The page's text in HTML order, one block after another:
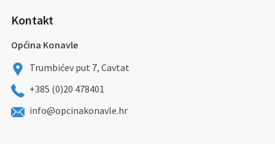
Kontakt
Općina Konavle
Trumbićev put 7, Cavtat
+385 (0)20 478401
info@opcinakonavle.hr